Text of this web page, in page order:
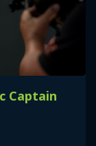
Captain